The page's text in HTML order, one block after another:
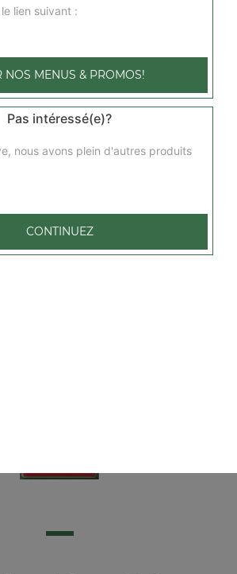
lien suivant :
NOS MENUS & PROMOS!
Pas intéressé(e)?
nous avons plein d'autres produits
CONTINUEZ